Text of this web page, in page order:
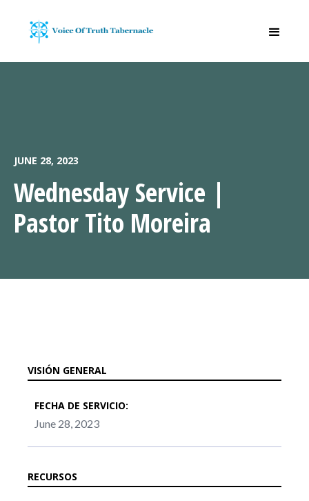
JUNE 28, 2023
Wednesday Service |
Pastor Tito Moreira
VISIÓN GENERAL
FECHA DE SERVICIO:
June 28, 2023
RECURSOS